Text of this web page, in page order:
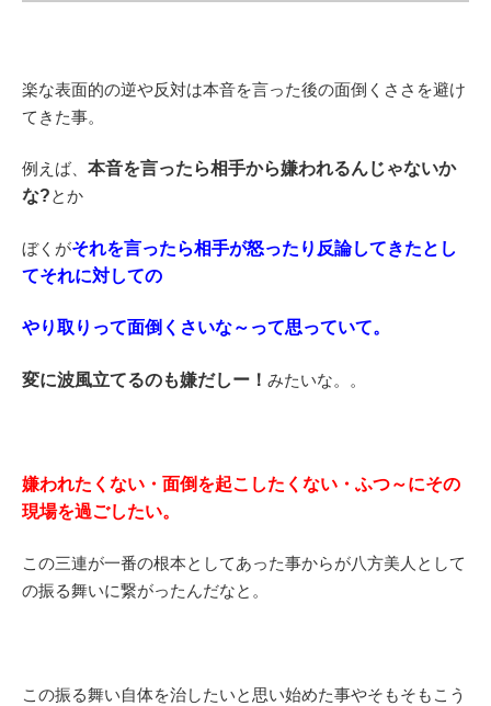
楽な表面的の逆や反対は本音を言った後の面倒くささを避け
てきた事。
例えば、 本音を言ったら相手から嫌われるんじゃないか
な?とか
ぼくがそれを言ったら相手が怒ったり反論してきたとし
てそれに対しての
やり取りって面倒くさいな～って思っていて。
変に波風立てるのも嫌だしー！ みたいな。。
嫌われたくない・面倒を起こしたくない・ふつ～にその
現場を過ごしたい。
この三連が一番の根本としてあった事からが八方美人として
の振る舞いに繋がったんだなと。
この振る舞い自体を治したいと思い始めた事やそもそもこう